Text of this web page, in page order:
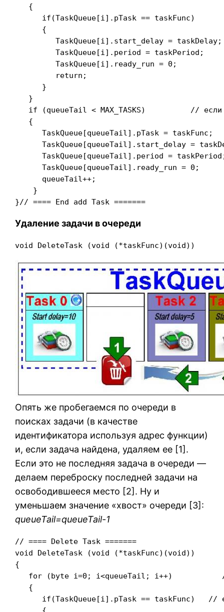
   {
if(TaskQueue[i].pTask == taskFunc)
      {
         TaskQueue[i].start_delay = taskDelay;
         TaskQueue[i].period = taskPeriod;
         TaskQueue[i].ready_run = 0;
return;
      }
   }
if (queueTail < MAX_TASKS)          //
{
      TaskQueue[queueTail].pTask = taskFunc;
TaskQueue[queueTail].start_delay =
TaskQueue[queueTail].period =
      TaskQueue[queueTail].ready_run = 0;
queueTail++;
    }
}// ==== End add Task =======
Удаление задачи в очереди
void DeleteTask (void (*taskFunc)(void))
Опять же пробегаемся по очереди в
поисках задачи (в качестве
идентификатора используя адрес функции)
и, если задача найдена, удаляем ее [1].
Если это не последняя задача в очереди —
делаем переброску последней задачи на
освободившееся место [2]. Ну и
уменьшаем значение «хвост» очереди [3]:
queueTail=queueTail-1
// ==== Delete Task =======
void DeleteTask (void (*taskFunc)(void))
{
for (byte i=0; i<queueTail; i++)
   {
if(TaskQueue[i].pTask == taskFunc)   //